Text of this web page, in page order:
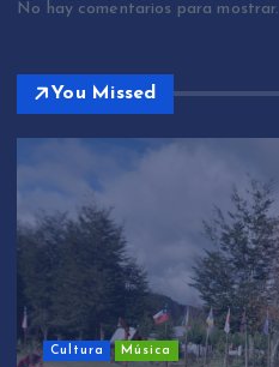
No hay comentarios para mostrar.
You Missed
Cultura Música